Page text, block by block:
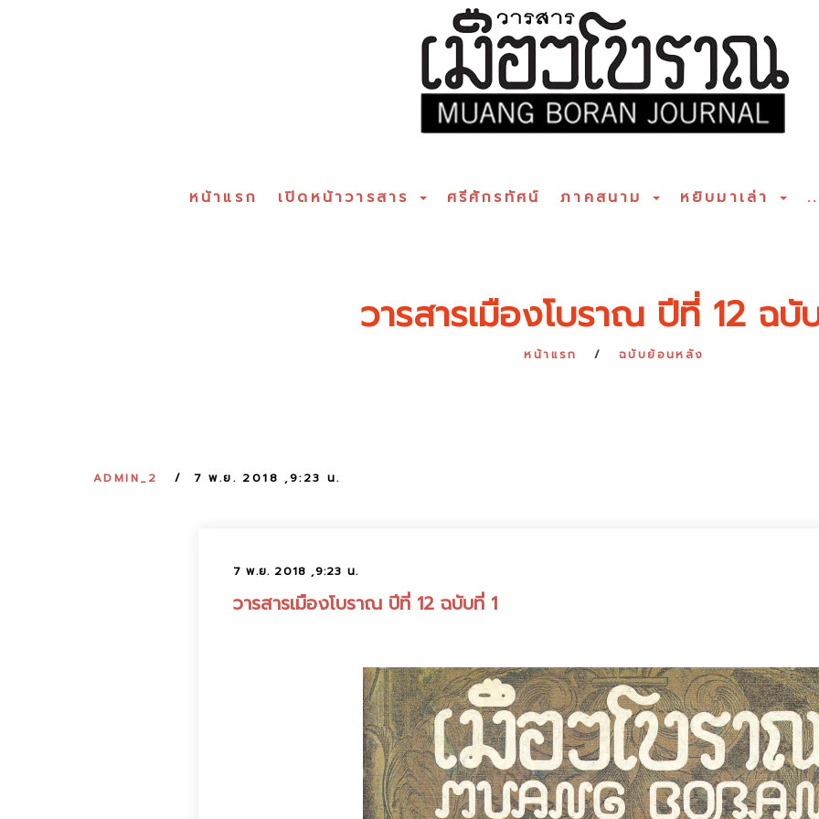
หน้าแรก เปิดหน้าวารสาร ศรีศักรทัศน์ ภาคสนาม หยิบมาเล่า
วารสารเมืองโบราณ ปีที่ 12 ฉบั
หน้าแรก ฉบับย้อนหลัง
ADMIN_2 7 พ.ย. 2018 ,9:23 น.
7 พ.ย. 2018 ,9:23 น.
วารสารเมืองโบราณ ปีที่ 12 ฉบับที่ 1